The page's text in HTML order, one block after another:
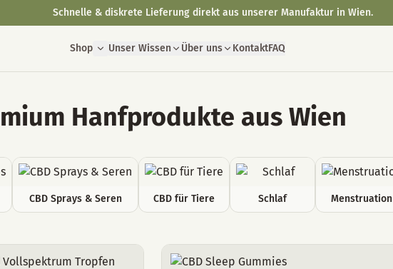
Shop Unser Wissen Über uns KontaktFAQ
Hanfprodukte aus Wien
CBD Sprays & Seren CBD für Tiere Schlaf Menstruation
Schnelle & diskrete Lieferung direkt aus unserer Manufaktur in Wien.